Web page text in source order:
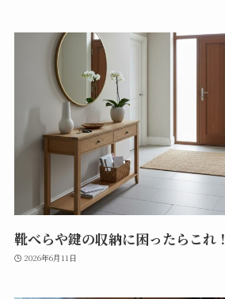
靴べらや鍵の収納に困ったらこれ！
2026年6月11日